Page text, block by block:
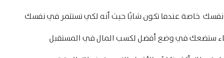
نفسك خاصة عندما تكون شابًا حيث أنه لكي تستثمر في نفسك
ستضعك في وضع أفضل لكسب المال في المستقبل